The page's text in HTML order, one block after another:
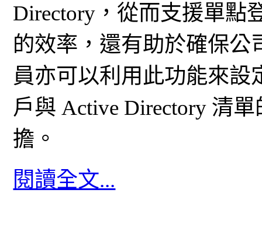
Directory，從而支援單點
的效率，還有助於確保
員亦可以利用此功能來設
戶與 Active Directory 清
擔。
閱讀全文...